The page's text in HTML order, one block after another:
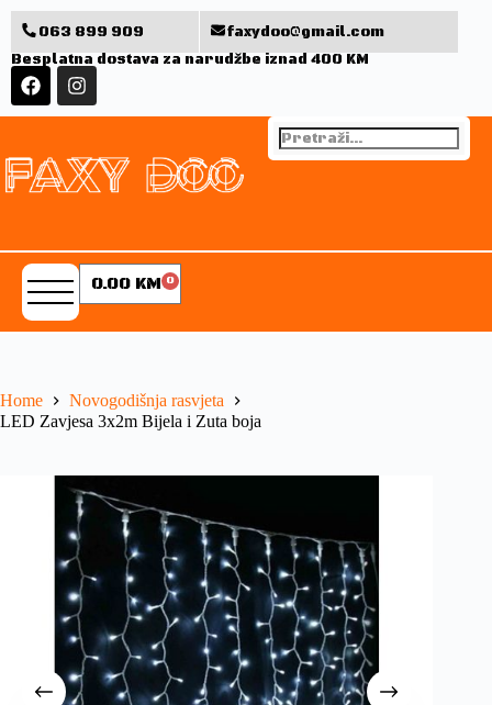
063 899 909
faxydoo@gmail.com
Besplatna dostava za narudžbe iznad 400 KM
0.00 KM 0
Home
Novogodišnja rasvjeta
LED Zavjesa 3x2m Bijela i Zuta boja